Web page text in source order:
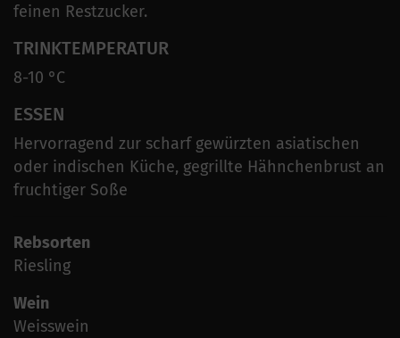
feinen Restzucker.
TRINKTEMPERATUR
8-10 °C
ESSEN
Hervorragend zur scharf gewürzten asiatischen
oder indischen Küche, gegrillte Hähnchenbrust an
fruchtiger Soße
Rebsorten
Riesling
Wein
Weisswein